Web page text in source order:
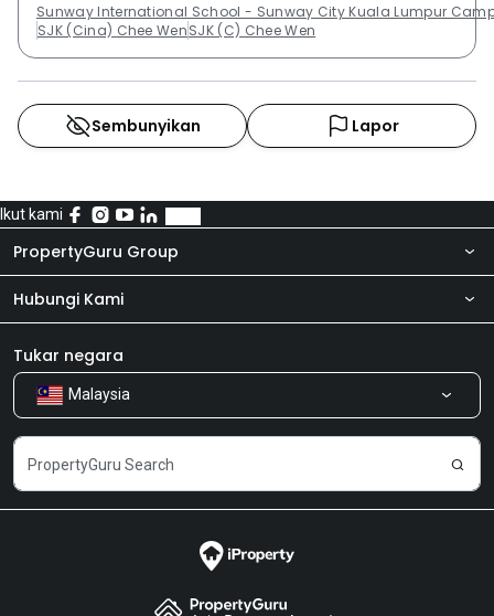
Sunway International School - Sunway City Kuala Lumpur
SJK (Cina) Chee WenSJK (C) Chee Wen
Sembunyikan Lapor
Ikut kami
PropertyGuru Group
Tentang kita
Produk kami
Kerjaya
Hubungi Kami
Bilik Berita
Kongsi Maklum Balas
Tukar negara
Malaysia